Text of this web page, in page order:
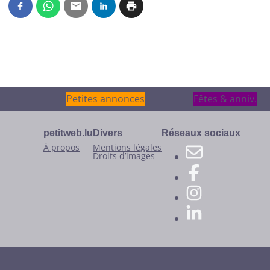
Petites annonces
Petites annonces Fêtes & anniv.
Fêtes & anniv.
petitweb.lu
À propos
Divers
Mentions légales
Droits d’images
Réseaux sociaux